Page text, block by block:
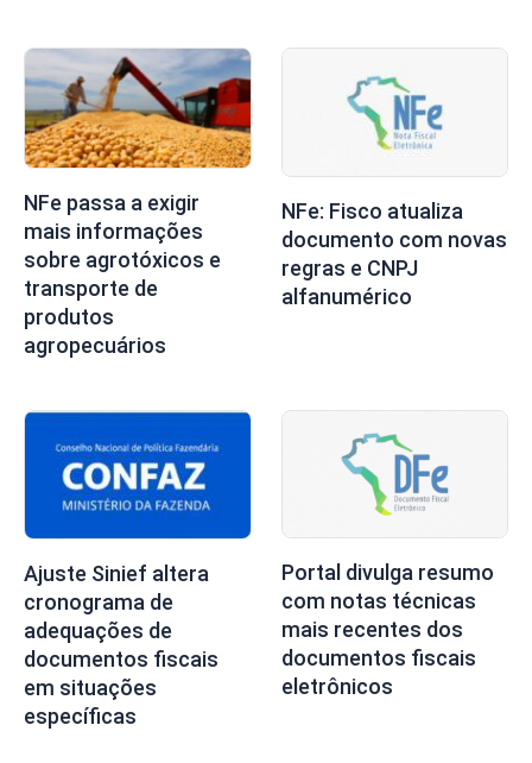
NFe passa a exigir
mais informações
sobre agrotóxicos e
transporte de
produtos
agropecuários
NFe: Fisco atualiza
documento com novas
regras e CNPJ
alfanumérico
Ajuste Sinief altera
cronograma de
adequações de
documentos fiscais
em situações
específicas
Portal divulga resumo
com notas técnicas
mais recentes dos
documentos fiscais
eletrônicos